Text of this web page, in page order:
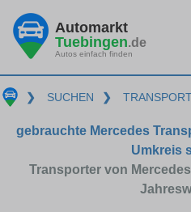
Automarkt
Tuebingen.de
Autos einfach finden
❯ SUCHEN ❯
gebrauchte Mercedes
Umkreis
Transporter von